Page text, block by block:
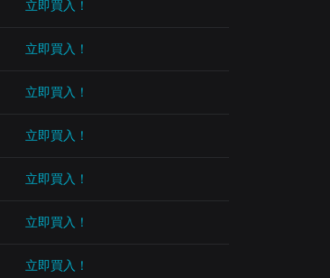
立即買入！
立即買入！
立即買入！
立即買入！
立即買入！
立即買入！
立即買入！